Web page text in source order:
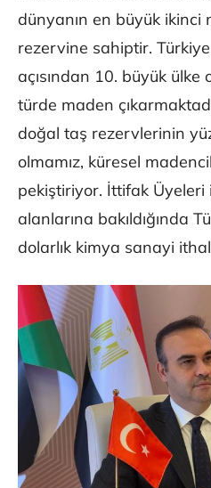
dünyanın en büyük
rezervine sahiptir.
açısından 10. büyük ülke
türde maden
doğal taş rezervlerinin
olmamız, küresel
pekiştiriyor. İttifak
alanlarına bakıldığında
dolarlık kimya sanayi